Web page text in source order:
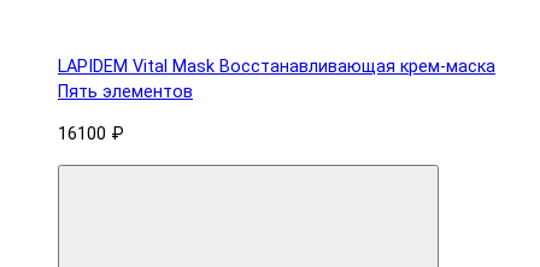
LAPIDEM Vital Mask Восстанавливающая крем-маска
Пять элементов
16100 ₽